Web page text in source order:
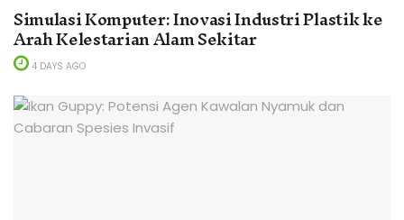
Simulasi Komputer: Inovasi Industri Plastik ke
Arah Kelestarian Alam Sekitar
4 DAYS AGO